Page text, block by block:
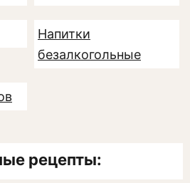
Напитки
безалкогольные
рецепты: